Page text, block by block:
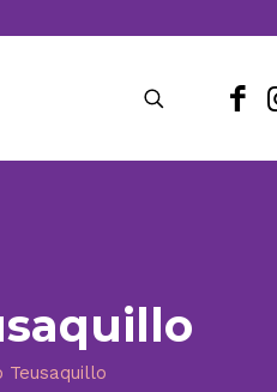
Teusaquillo